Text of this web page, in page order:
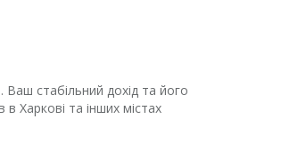
стабільний дохід та його
Харкові та інших містах